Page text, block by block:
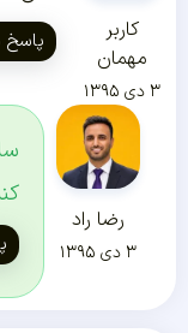
کاربر
مهمان
۳ دی ۱۳۹۵
پاسخ
رضا راد
۳ دی ۱۳۹۵